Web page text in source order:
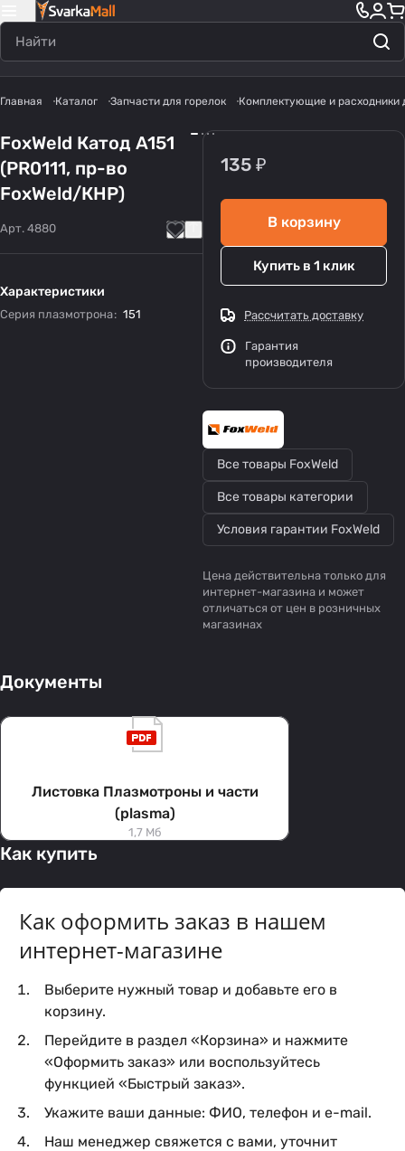
Главная Каталог Запчасти для горелок Комплектующие и расходники
FoxWeld Катод A151
(PR0111, пр-во
FoxWeld/КНР)
Арт. 4880
Характеристики
Серия плазмотрона: 151
135 ₽
В корзину
Купить в 1 клик
Рассчитать доставку
Гарантия
производителя
Все товары FoxWeld
Все товары категории
Условия гарантии FoxWeld
Цена действительна только для
интернет-магазина и может
отличаться от цен в розничных
магазинах
Документы
Листовка Плазмотроны и части
(plasma)
1,7 Мб
Как купить
Как оформить заказ в нашем
интернет-магазине
Выберите нужный товар и добавьте его в
корзину.
Перейдите в раздел «Корзина» и нажмите
«Оформить заказ» или воспользуйтесь
функцией «Быстрый заказ».
Укажите ваши данные: ФИО, телефон и e-mail.
Наш менеджер свяжется с вами, уточнит